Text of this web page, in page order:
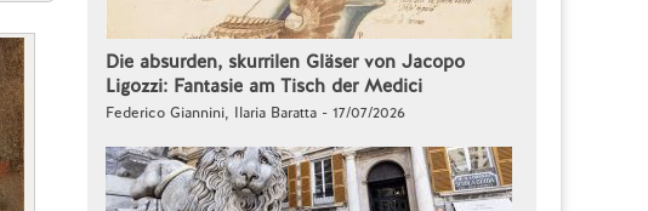
Die absurden, skurrilen Gläser von Jacopo
Ligozzi: Fantasie am Tisch der Medici
Federico Giannini, Ilaria Baratta - 17/07/2026